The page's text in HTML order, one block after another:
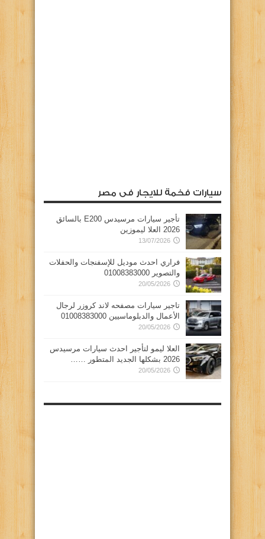
سيارات فخمة للايجار فى مصر
تأجير سيارات مرسيدس E200 بالسائق
2026 العلا ليموزين
13/07/2026
فراري احدث موديل للإسفنجات والحفلات
والتصوير 01008383000
20/05/2026
تاجير سيارات مصفحه لاند كروزر لرجال
الأعمال والدبلوماسيين 01008383000
20/05/2026
العلا ليمو لتأجير احدث سيارات مرسيدس
2026 بشكلها الجديد المتطور ……
20/05/2026